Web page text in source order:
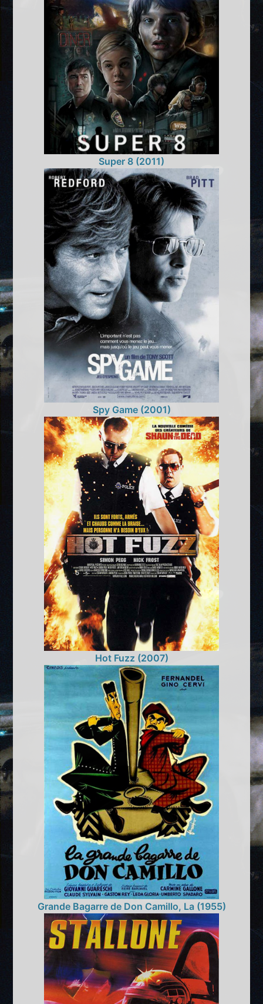
Super 8 (2011)
Spy Game (2001)
Hot Fuzz (2007)
Grande Bagarre de Don Camillo, La (1955)